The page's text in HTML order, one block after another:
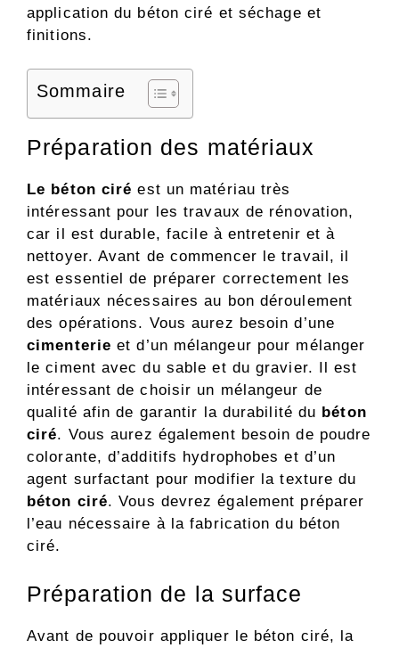
application du béton ciré et séchage et
finitions.
Sommaire
Préparation des matériaux
Le béton ciré est un matériau très
intéressant pour les travaux de rénovation,
car il est durable, facile à entretenir et à
nettoyer. Avant de commencer le travail, il
est essentiel de préparer correctement les
matériaux nécessaires au bon déroulement
des opérations. Vous aurez besoin d’une
cimenterie et d’un mélangeur pour mélanger
le ciment avec du sable et du gravier. Il est
intéressant de choisir un mélangeur de
qualité afin de garantir la durabilité du béton
ciré. Vous aurez également besoin de poudre
colorante, d’additifs hydrophobes et d’un
agent surfactant pour modifier la texture du
béton ciré. Vous devrez également préparer
l’eau nécessaire à la fabrication du béton
ciré.
Préparation de la surface
Avant de pouvoir appliquer le béton ciré, la